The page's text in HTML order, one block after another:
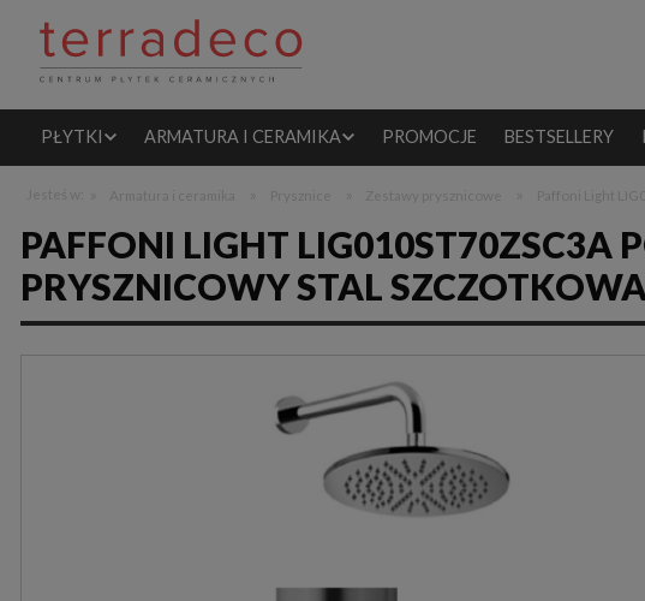
PŁYTKI ARMATURA I CERAMIKA PROMOCJE BESTSELLERY
PAFFONI LIGHT LIG010ST70ZSC3A
PRYSZNICOWY STAL